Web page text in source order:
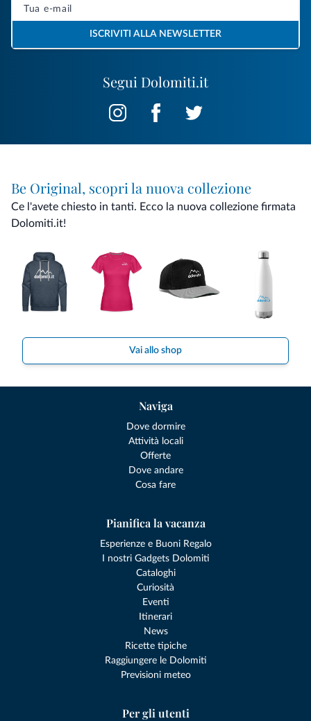
Segui Dolomiti.it
ISCRIVITI ALLA NEWSLETTER
Be Original, scopri la nuova collezione
Ce l'avete chiesto in tanti. Ecco la nuova collezione firmata
Dolomiti.it!
Vai allo shop
Naviga
Dove dormire
Attività locali
Offerte
Dove andare
Cosa fare
Pianifica la vacanza
Esperienze e Buoni Regalo
I nostri Gadgets Dolomiti
Cataloghi
Curiosità
Eventi
Itinerari
News
Ricette tipiche
Raggiungere le Dolomiti
Previsioni meteo
Per gli utenti